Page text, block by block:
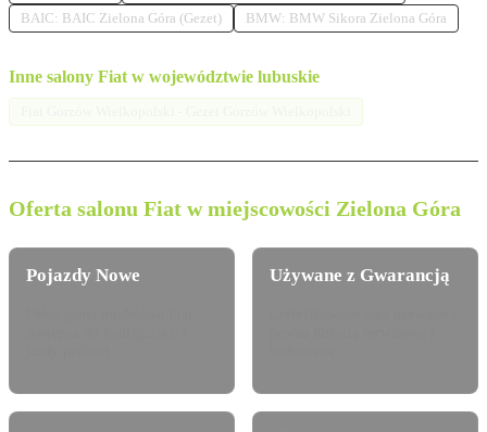
BAIC: BAIC Zielona Góra (Gezet)
BMW: BMW Sikora Zielona Góra
Inne salony Fiat w województwie lubuskie
Oferta salonu Fiat w miejscowości Zielona Góra
Pojazdy Nowe Używane z Gwarancją